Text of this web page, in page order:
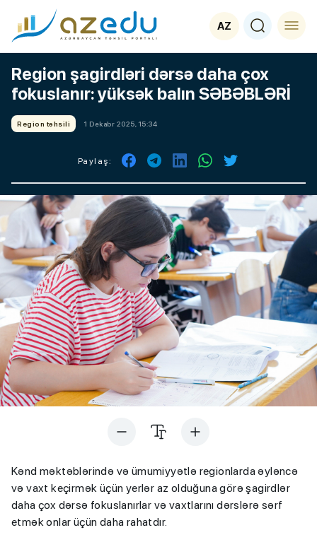
AZ
Region şagirdləri dərsə daha çox
fokuslanır: yüksək balın SƏBƏBLƏRİ
Region təhsili 1 Dekabr 2025, 15:34
Paylaş:
Kənd məktəblərində və ümumiyyətlə regionlarda əyləncə
və vaxt keçirmək üçün yerlər az olduğuna görə şagirdlər
daha çox dərsə fokuslanırlar və vaxtlarını dərslərə sərf
etmək onlar üçün daha rahatdır.